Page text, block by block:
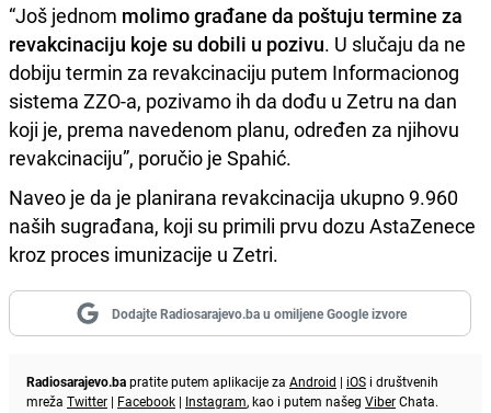
“Još jednom molimo građane da poštuju termine za
revakcinaciju koje su dobili u pozivu. U slučaju da ne
dobiju termin za revakcinaciju putem Informacionog
sistema ZZO-a, pozivamo ih da dođu u Zetru na dan
koji je, prema navedenom planu, određen za njihovu
revakcinaciju”, poručio je Spahić.
Naveo je da je planirana revakcinacija ukupno 9.960
naših sugrađana, koji su primili prvu dozu AstaZenece
kroz proces imunizacije u Zetri.
Dodajte Radiosarajevo.ba u omiljene Google izvore
Radiosarajevo.bapratite putem aplikacije za Android | iOS i društvenih
mreža Twitter | Facebook | Instagram, kao i putem našeg ViberChata.